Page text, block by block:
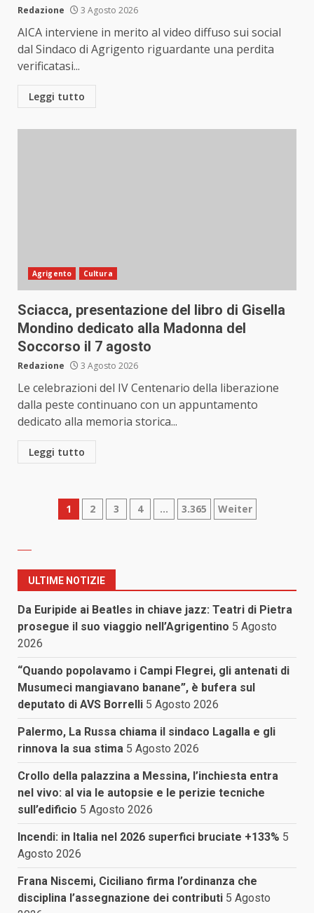
Redazione 3 Agosto 2026
AICA interviene in merito al video diffuso sui social
dal Sindaco di Agrigento riguardante una perdita
verificatasi...
Leggi tutto
Agrigento Cultura
Sciacca, presentazione del libro di Gisella
Mondino dedicato alla Madonna del
Soccorso il 7 agosto
Redazione 3 Agosto 2026
Le celebrazioni del IV Centenario della liberazione
dalla peste continuano con un appuntamento
dedicato alla memoria storica...
Leggi tutto
Paginazione
articoli
1 2 3 4 … 3.365 Weiter
ULTIME NOTIZIE
Da Euripide ai Beatles in chiave jazz: Teatri di Pietra
prosegue il suo viaggio nell’Agrigentino 5 Agosto
2026
“Quando popolavamo i Campi Flegrei, gli antenati di
Musumeci mangiavano banane”, è bufera sul
deputato di AVS Borrelli 5 Agosto 2026
Palermo, La Russa chiama il sindaco Lagalla e gli
rinnova la sua stima 5 Agosto 2026
Crollo della palazzina a Messina, l’inchiesta entra
nel vivo: al via le autopsie e le perizie tecniche
sull’edificio 5 Agosto 2026
Incendi: in Italia nel 2026 superfici bruciate +133% 5
Agosto 2026
Frana Niscemi, Ciciliano firma l’ordinanza che
disciplina l’assegnazione dei contributi 5 Agosto